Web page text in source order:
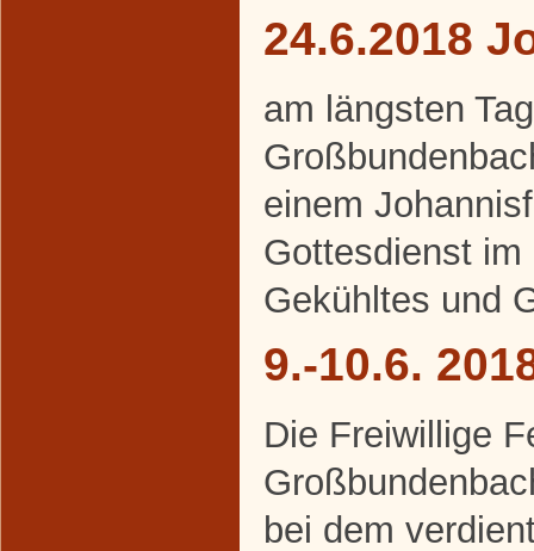
24.6.2018
am längsten
einem
Gottesdienst
Gekühltes und
9.-10.6.
Die Freiwillige
bei dem